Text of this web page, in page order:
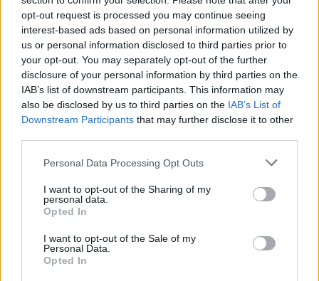
opt-out request is processed you may continue seeing
interest-based ads based on personal information utilized by
us or personal information disclosed to third parties prior to
your opt-out. You may separately opt-out of the further
disclosure of your personal information by third parties on the
IAB’s list of downstream participants. This information may
also be disclosed by us to third parties on the IAB’s List of
Downstream Participants that may further disclose it to other
Personal Data Processing Opt Outs
I want to opt-out of the Sharing of my
personal data.
Opted In
I want to opt-out of the Sale of my
Personal Data.
Opted In
Britský soud uložil pokutu
organizátorům tradičního
hudebního festivalu
Glastonbury za znečištění řeky
odpadem po návštěvnících
akce z roku 2014. Kromě pokuty ve výši 12 000 liber (425 000 Kč)
musí majitel místní mléčné farmy zaplatit i soudní výlohy za 19 000
liber (673 000 Kč).
Plzeňská zoo představila novou botanickou expozici
23.5.2016 17:07 | PLZEŇ (ČTK)
alpínské pásmo nejvyšších nadmořských výšek nabízí od pondělí
svým návštěvníkům plzeňská zoologická a botanická zahrada.
Nová expozice Hory Evropy na zhruba hektarové ploše
představuje ve svahu nad africkou restaurací Kiboko stovky druhů,
které na horách v Evropě a nejbližším okolí rostou, řekl botanik
Tomáš Peš.